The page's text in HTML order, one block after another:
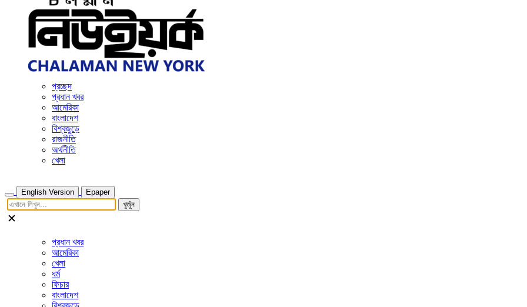
প্রচ্ছদ
প্রধান খবর
আমেরিকা
বাংলাদেশ
বিশ্বজুড়ে
রাজনীতি
অর্থনীতি
খেলা
English Version
Epaper
খুজুঁন
প্রধান খবর
আমেরিকা
খেলা
ধর্ম
ফিচার
বাংলাদেশ